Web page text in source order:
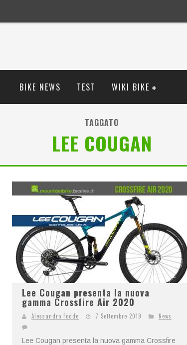
BIKE NEWS TEST WIKI BIKE
TAGGATO
LEE COUGAN
Lee Cougan presenta la nuova
gamma Crossfire Air 2020
Alessandro Fodde 7 Settembre 2019 News
Lee Cougan presenta la nuova gamma Crossfire